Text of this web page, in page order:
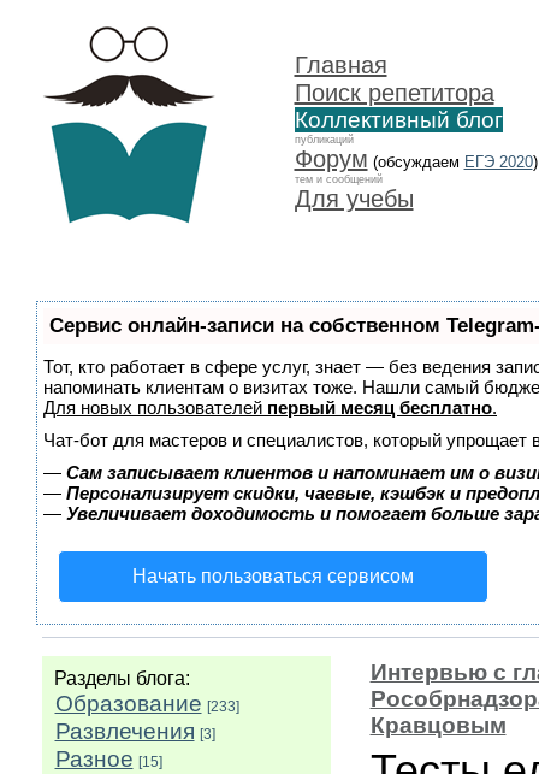
Главная
Поиск репетитора
Коллективный блог
публикаций
Форум (обсуждаем ЕГЭ 2020)
тем и сообщений
Для учебы
Сервис онлайн-записи на собственном
Тот, кто работает в сфере услуг, знает — без ведения
напоминать клиентам о визитах тоже. Нашли самый
Для новых пользователей первый месяц бесплатно.
Чат-бот для мастеров и специалистов, который упрощает
— Сам записывает клиентов и напоминает им о
— Персонализирует скидки, чаевые, кэшбэк и
— Увеличивает доходимость и помогает больше
Начать пользоваться сервисом
Разделы блога:
Образование [233]
Развлечения [3]
Разное [15]
Интервью с
Кравцовым